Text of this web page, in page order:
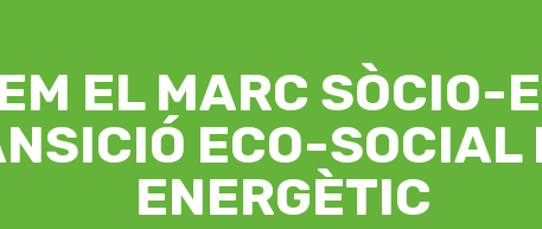
EL MARC SÒCIO-
ECO-SOCIAL
ENERGÈTIC